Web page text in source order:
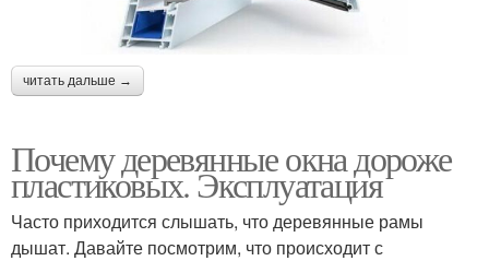
читать дальше →
Почему деревянные окна дороже
пластиковых. Эксплуатация
Часто приходится слышать, что деревянные рамы
дышат. Давайте посмотрим, что происходит с